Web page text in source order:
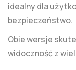
idealny dla
bezpieczeństwo.
Obie wersje
widoczność z